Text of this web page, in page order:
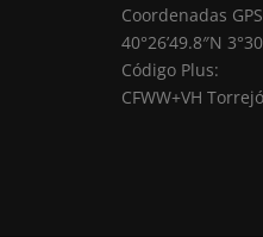
Coordenadas
40°26’49.8″N
Código Plus:
CFWW+VH